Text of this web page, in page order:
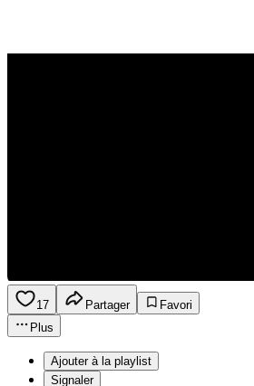
17 Partager
Favori
Plus
Ajouter à la playlist
Signaler